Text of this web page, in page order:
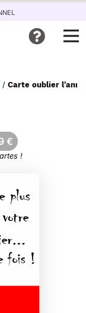
/ Carte oublier
€
!